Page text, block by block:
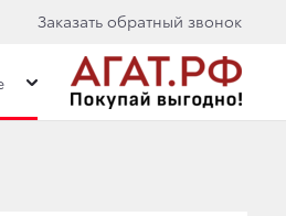
Заказать обратный звонок